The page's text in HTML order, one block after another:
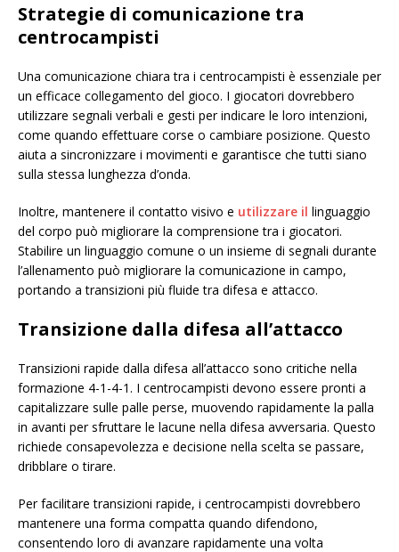
Strategie di comunicazione tra
centrocampisti
Una comunicazione chiara tra i centrocampisti è essenziale per
un efficace collegamento del gioco. I giocatori dovrebbero
utilizzare segnali verbali e gesti per indicare le loro intenzioni,
come quando effettuare corse o cambiare posizione. Questo
aiuta a sincronizzare i movimenti e garantisce che tutti siano
sulla stessa lunghezza d’onda.
Inoltre, mantenere il contatto visivo e utilizzare il linguaggio
del corpo può migliorare la comprensione tra i giocatori.
Stabilire un linguaggio comune o un insieme di segnali durante
l’allenamento può migliorare la comunicazione in campo,
portando a transizioni più fluide tra difesa e attacco.
Transizione dalla difesa all’attacco
Transizioni rapide dalla difesa all’attacco sono critiche nella
formazione 4-1-4-1. I centrocampisti devono essere pronti a
capitalizzare sulle palle perse, muovendo rapidamente la palla
in avanti per sfruttare le lacune nella difesa avversaria. Questo
richiede consapevolezza e decisione nella scelta se passare,
dribblare o tirare.
Per facilitare transizioni rapide, i centrocampisti dovrebbero
mantenere una forma compatta quando difendono,
consentendo loro di avanzare rapidamente una volta